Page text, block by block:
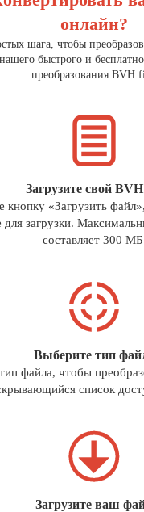
онлайн?
шага, чтобы
быстрого и
преобразования BVH
Загрузите свой
кнопку «Загрузить
загрузки.
составляет 300
Выберите тип
файла, чтобы
список
Загрузите ваш